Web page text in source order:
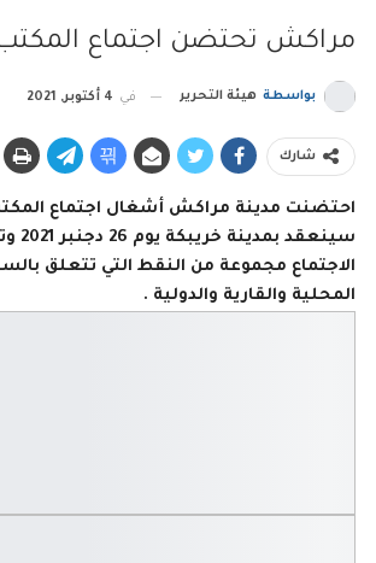
مراكش تحتضن اجتماع المكتب
بواسطة هيئة التحرير في 4 أكتوبر, 2021
شارك
احتضنت مدينة مراكش أشغال اجتماع المكتب
الاجتماع مجموعة من النقط التي تتعلق
المحلية والقارية والدولية .